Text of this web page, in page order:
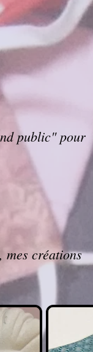
public" pour
créations